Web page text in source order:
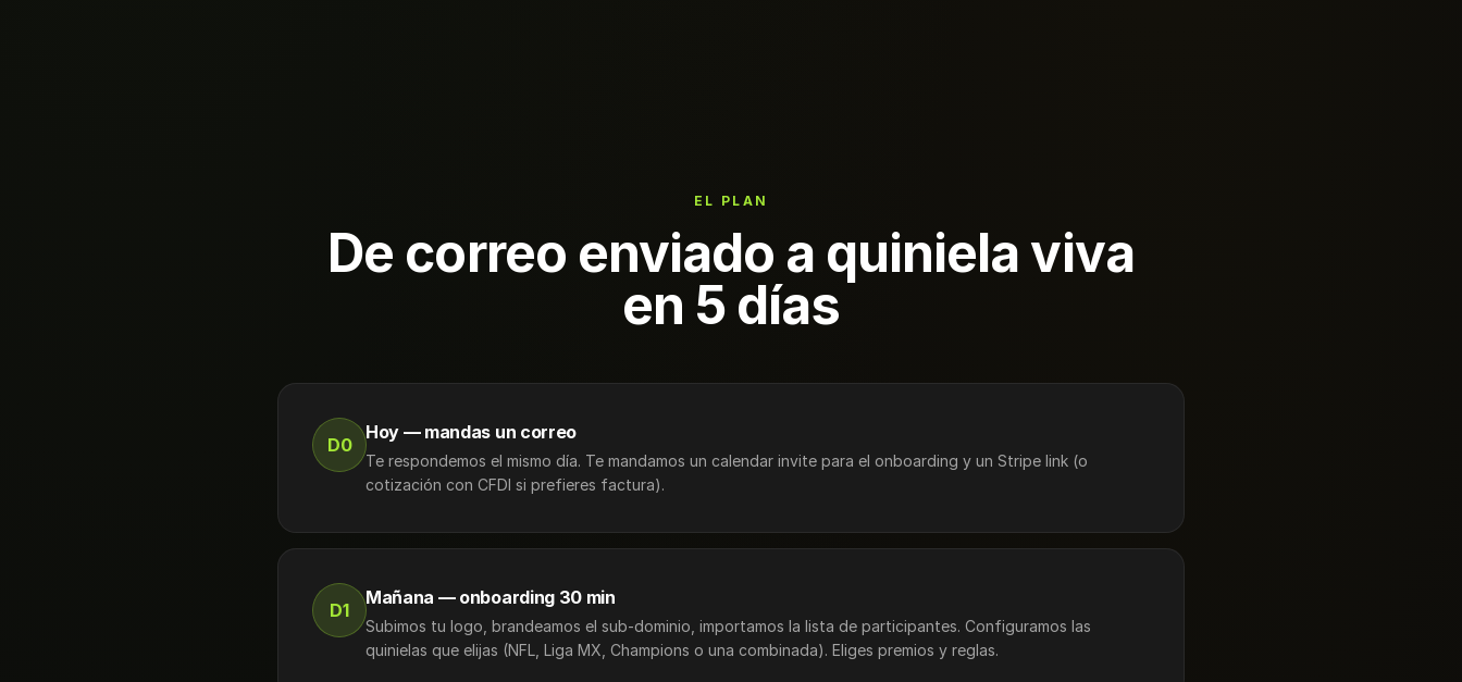
EL PLAN
De correo enviado a quiniela viva
en 5 días
D0
Hoy — mandas un correo
Te respondemos el mismo día. Te mandamos un calendar invite para el onboarding y un Stripe link (o
cotización con CFDI si prefieres factura).
D1
Mañana — onboarding 30 min
Subimos tu logo, brandeamos el sub-dominio, importamos la lista de participantes. Configuramos las
quinielas que elijas (NFL, Liga MX, Champions o una combinada). Eliges premios y reglas.